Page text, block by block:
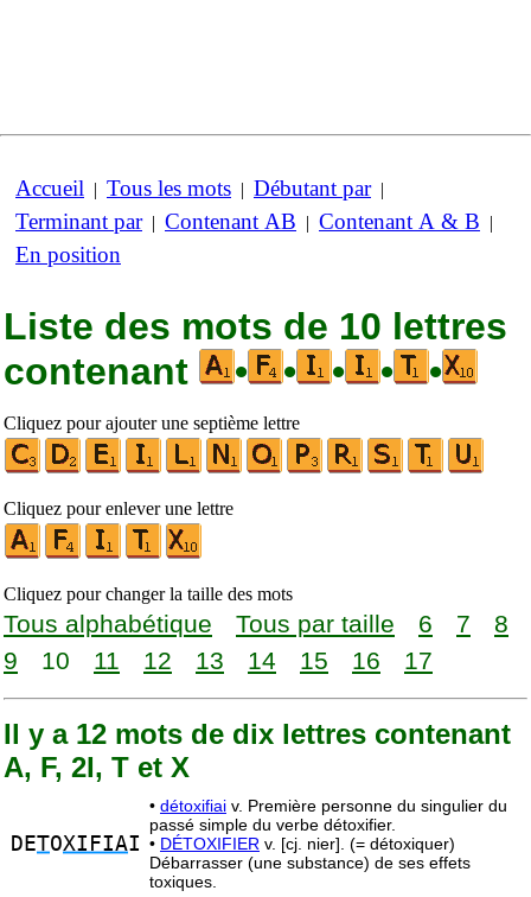
Accueil | Tous les mots | Débutant par|
Terminant par| Contenant AB | Contenant A & B |
En position
Liste des mots de 10 lettres
contenant
• • • • •
Cliquez pour ajouter une septième lettre
Cliquez pour enlever une lettre
Cliquez pour changer la taille des mots
Tous alphabétique Tous par taille 6 7
8
9
10 11 12 13 14 15 16 17
Il y a 12 mots de dix lettres contenant
A, F, 2I, T et X
DETOXIFIAI
• détoxifiai v. Première personne du singulier du
passé simple du verbe détoxifier.
• DÉTOXIFIER v. [cj. nier]. (= détoxiquer)
Débarrasser (une substance) de ses effets
toxiques.